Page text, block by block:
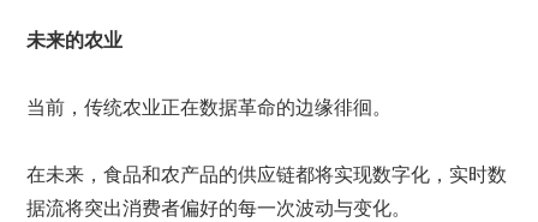
未来的农业
当前，传统农业正在数据革命的边缘徘徊。
在未来，食品和农产品的供应链都将实现数字化，实时数
据流将突出消费者偏好的每一次波动与变化。